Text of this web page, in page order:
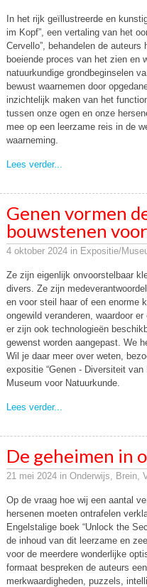
In het rijk geïllustreerde en
im Kopf”, een vertaling van het
Cervello”, behandelen de
boeiende proces van het zien en
natuurkundige grondbeginselen
bewust waarnemen door
inzichtelijk maken van het
tussen onze ogen en onze
mee op een leerzame reis in de
waarneming.
Lees verder...
Genen vormen
bouwstenen
4 oktober 2024 in Expositie/
Ze zijn eigenlijk onvoorstelbaar
divers. Ze zijn
en voor steil haar of een enorme
ongewild veranderen, waardoor
er zijn ook technologieën
gewenst worden aangepast. We
Wil je daar meer over weten,
expositie “Genen - Diversiteit van
Museum voor Natuurkunde.
Lees verder...
De geheimen in
21 mei 2024 in Onderwijs, Brein,
Op de vraag hoe wij een aantal
hersenen moeten ontrafelen
Engelstalige boek “Unlock the
de inhoud van dit leerzame en
voor de meerdere wonderlijke
formaat bespreken de auteurs
merkwaardigheden, puzzels,